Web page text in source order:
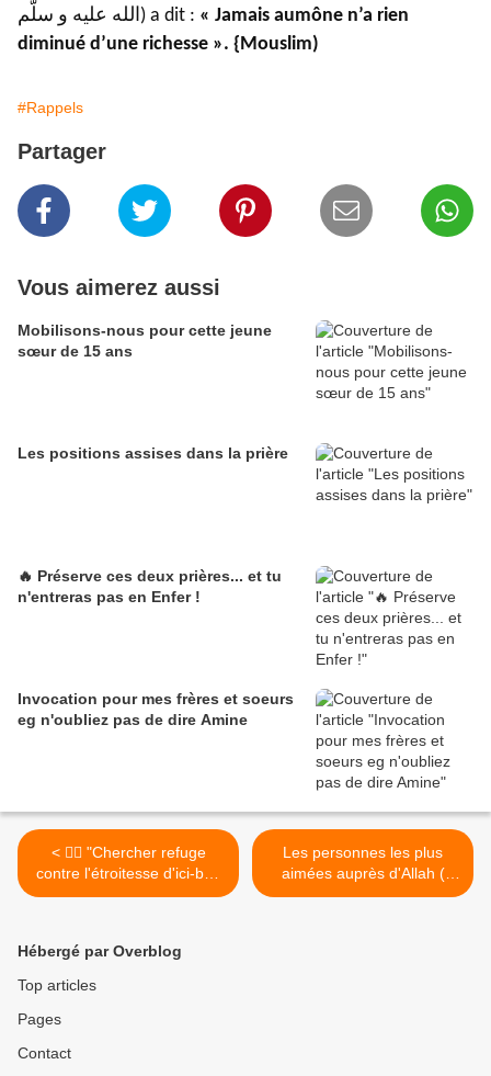
الله عليه و سلّم) a dit : « Jamais aumône n’a rien
diminué d’une richesse ». {Mouslim)
#Rappels
Partager
Vous aimerez aussi
Mobilisons-nous pour cette jeune
sœur de 15 ans
Les positions assises dans la prière
🔥 Préserve ces deux prières... et tu
n'entreras pas en Enfer !
Invocation pour mes frères et soeurs
eg n'oubliez pas de dire Amine
< ☝🏽 "Chercher refuge
contre l'étroitesse d'ici-bas
et l'angoisse de l'au-delà"
Les personnes les plus
aimées auprès d'Allah (
explication détaillée) >
Hébergé par Overblog
Top articles
Pages
Contact